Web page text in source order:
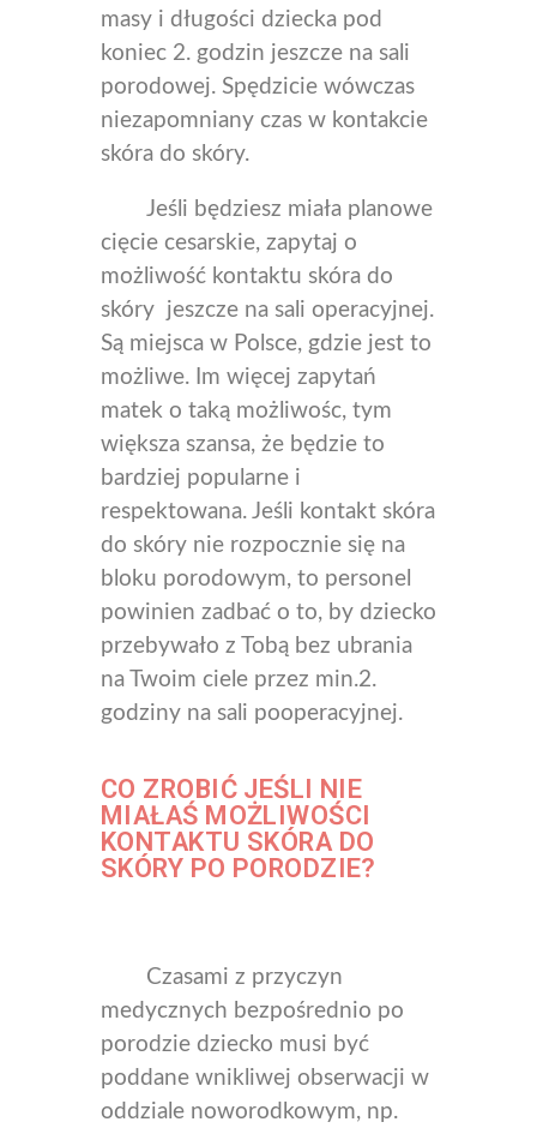
masy i długości dziecka pod
koniec 2. godzin jeszcze na sali
porodowej. Spędzicie wówczas
niezapomniany czas w kontakcie
skóra do skóry.
Jeśli będziesz miała planowe
cięcie cesarskie, zapytaj o
możliwość kontaktu skóra do
skóry jeszcze na sali operacyjnej.
Są miejsca w Polsce, gdzie jest to
możliwe. Im więcej zapytań
matek o taką możliwośc, tym
większa szansa, że będzie to
bardziej popularne i
respektowana. Jeśli kontakt skóra
do skóry nie rozpocznie się na
bloku porodowym, to personel
powinien zadbać o to, by dziecko
przebywało z Tobą bez ubrania
na Twoim ciele przez min.2.
godziny na sali pooperacyjnej.
CO ZROBIĆ JEŚLI NIE
MIAŁAŚ MOŻLIWOŚCI
KONTAKTU SKÓRA DO
SKÓRY PO PORODZIE?
Czasami z przyczyn
medycznych bezpośrednio po
porodzie dziecko musi być
poddane wnikliwej obserwacji w
oddziale noworodkowym, np.